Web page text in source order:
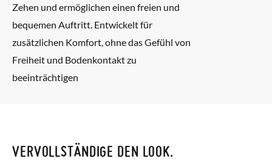
Zehen und ermöglichen einen freien und
bequemen Auftritt. Entwickelt für
zusätzlichen Komfort, ohne das Gefühl von
Freiheit und Bodenkontakt zu
beeinträchtigen
VERVOLLSTÄNDIGE DEN LOOK.